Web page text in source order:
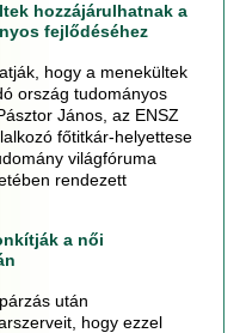
hozzájárulhatnak a
fejlődéséhez
hogy a menekültek
ország tudományos
János, az ENSZ
főtitkár-helyettese
világfóruma
rendezett
a női
után
hogy ezzel